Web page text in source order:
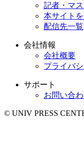
記者・マ
本サイト
配信先一覧
会社情報
会社概要
プライバ
サポート
お問い合
© UNIV PRESS